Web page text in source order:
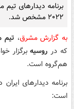
برنامه دیدارهای تیم
۲۰۲۲ مشخص شد.
به گزارش مشرق، تیم
که در روسیهبرگزار
هم‌گروه است.
برنامه دیدارهای
است: